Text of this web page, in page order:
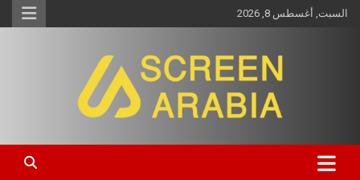
السبت, أغسطس 8, 2026
Screen Arabia